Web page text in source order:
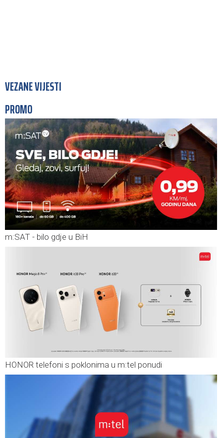
VEZANE VIJESTI
PROMO
m:SAT - bilo gdje u BiH
HONOR telefoni s poklonima u m:tel ponudi